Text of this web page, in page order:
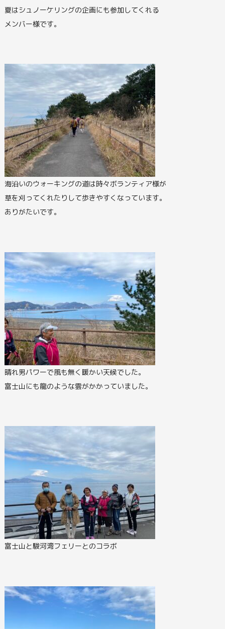
夏はシュノーケリングの企画にも参加してくれる
メンバー様です。
海沿いのウォーキングの道は時々ボランティア様が
草を刈ってくれたりして歩きやすくなっています。
ありがたいです。
晴れ男パワーで風も無く暖かい天候でした。
富士山にも龍のような雲がかかっていました。
富士山と駿河湾フェリーとのコラボ